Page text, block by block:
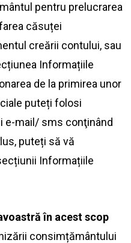
pentru prelucrarea
căsuței
creării contului, sau
Informațiile
de la primirea unor
puteți folosi
e-mail/ sms conţinând
puteți să vă
Informațiile
în acest scop
consimțământului